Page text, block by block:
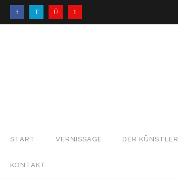
START VERNISSAGE DER KÜNSTLER
KONTAKT